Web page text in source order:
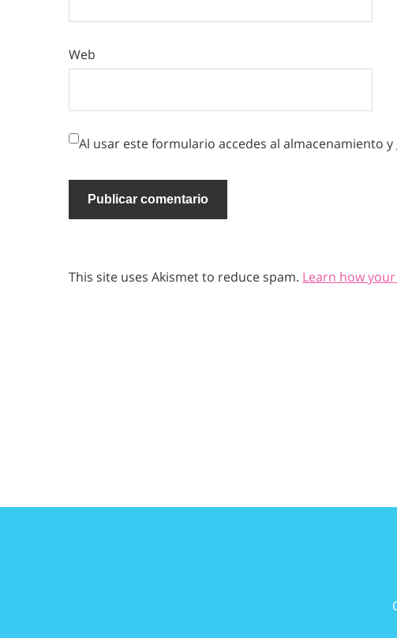
Web
Al usar este formulario accedes al almacenamiento
This site uses Akismet to reduce spam. Learn how